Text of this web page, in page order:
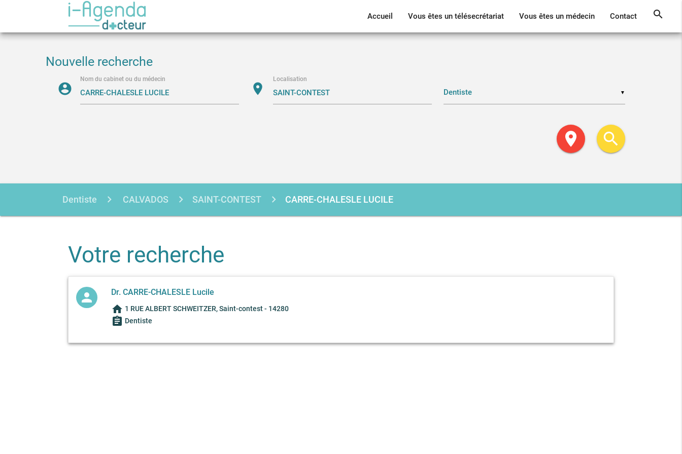
Accueil Vous êtes un télésecrétariat Vous êtes un médecin Contact search
Nouvelle recherche
account_circle
Nom du cabinet ou du médecin
location_on
Localisation
▼
location_on search
Dentiste CALVADOS SAINT-CONTEST CARRE-CHALESLE LUCILE
Votre recherche
person Dr. CARRE-CHALESLE Lucile
home 1 RUE ALBERT SCHWEITZER, Saint-contest - 14280
assignment Dentiste